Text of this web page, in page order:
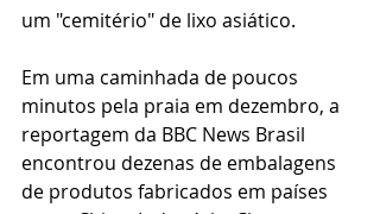
um "cemitério" de lixo asiático.
Em uma caminhada de poucos
minutos pela praia em dezembro, a
reportagem da BBC News Brasil
encontrou dezenas de embalagens
de produtos fabricados em países